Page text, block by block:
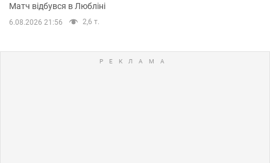
Матч відбувся в Любліні
6.08.2026 21:56 2,6 т.